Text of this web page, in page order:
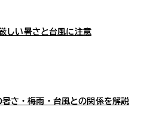
しい暑さと台風に注意
さ・梅雨・台風との関係を解説